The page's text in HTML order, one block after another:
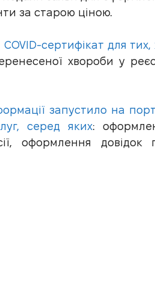
за старою ціною.
COVID-сертифікат для тих,
хвороби у
запустило на
серед яких:
оформлення довідок